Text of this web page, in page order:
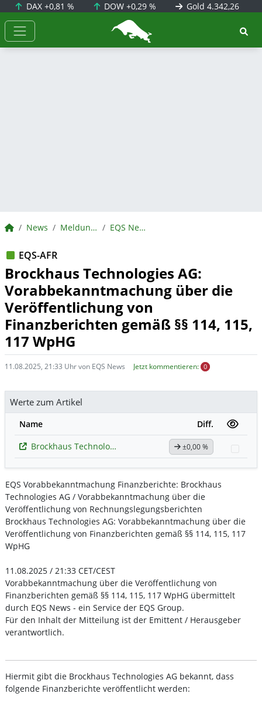
DAX +0,81 % DOW+0,29 % Gold 4.342,26
BörsenNEWS.de
BörsenNEWS.de
News Meldungen EQS News
EQS-AFR
Brockhaus Technologies AG:
Vorabbekanntmachung über die
Veröffentlichung von
Finanzberichten gemäß §§ 114, 115,
117 WpHG
11.08.2025, 21:33 Uhr von EQS News Jetzt kommentieren: 0
Werte zum Artikel
Name
Diff.
Brockhaus Technologies
±0,00 %
EQS Vorabbekanntmachung Finanzberichte: Brockhaus
Technologies AG / Vorabbekanntmachung über die
Veröffentlichung von Rechnungslegungsberichten
Brockhaus Technologies AG: Vorabbekanntmachung über die
Veröffentlichung von Finanzberichten gemäß §§ 114, 115, 117
WpHG
11.08.2025 / 21:33 CET/CEST
Vorabbekanntmachung über die Veröffentlichung von
Finanzberichten gemäß §§ 114, 115, 117 WpHG übermittelt
durch EQS News - ein Service der EQS Group.
Für den Inhalt der Mitteilung ist der Emittent / Herausgeber
verantwortlich.
Hiermit gibt die Brockhaus Technologies AG bekannt, dass
folgende Finanzberichte veröffentlicht werden: